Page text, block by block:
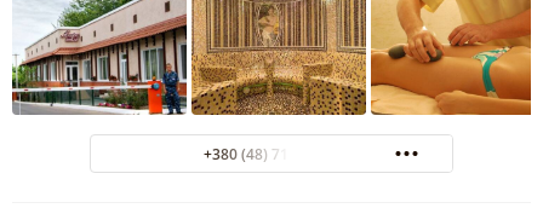
+380 (48) 718-85-54